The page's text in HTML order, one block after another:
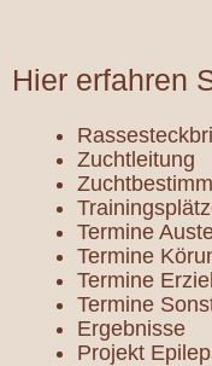
Hier erfahren
Zuchtleitung
Termine
Termine
Termine
Termine
Ergebnisse
Projekt